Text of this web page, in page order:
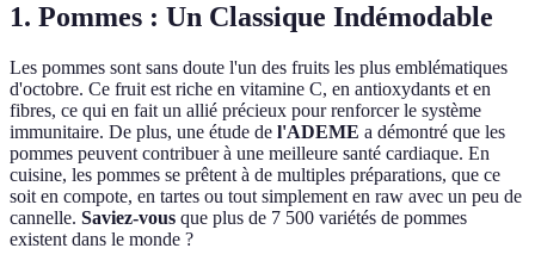
1. Pommes : Un Classique Indémodable
Les pommes sont sans doute l'un des fruits les plus emblématiques
d'octobre. Ce fruit est riche en vitamine C, en antioxydants et en
fibres, ce qui en fait un allié précieux pour renforcer le système
immunitaire. De plus, une étude de l'ADEME a démontré que les
pommes peuvent contribuer à une meilleure santé cardiaque. En
cuisine, les pommes se prêtent à de multiples préparations, que ce
soit en compote, en tartes ou tout simplement en raw avec un peu de
cannelle. Saviez-vous que plus de 7 500 variétés de pommes
existent dans le monde ?